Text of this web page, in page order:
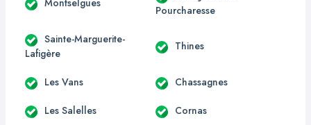
Montselgues
Pourcharesse
Sainte-Marguerite-
Lafigère
Thines
Les Vans Chassagnes
Les Salelles Cornas